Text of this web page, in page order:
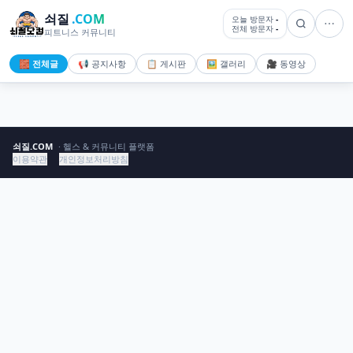
쇠질 .COM
피트니스 커뮤니티
오늘 방문자 -
전체 방문자 -
🧱 전체글 📢 공지사항 📋 게시판 🖼️ 갤러리 🎥 동영상
쇠질.COM · 헬스 & 커뮤니티 플랫폼
이용약관
개인정보처리방침